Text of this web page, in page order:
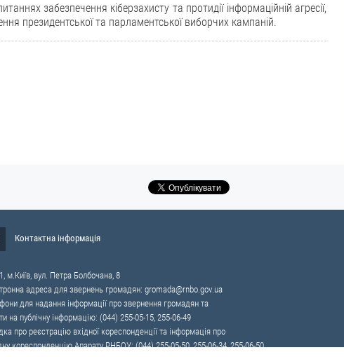
забезпечення кіберзахисту та протидії інформаційній агресії,
президентської та парламентської виборчих кампаній.
Контактна інформація
м.Київ, вул. Петра Болбочана, 8
адреса для звернень громадян: gromada@rnbo.gov.ua
для надання інформації про звернення громадян та
на публічну інформацію: (044) 255-05-15, 255-06-49
про реєстрацію вхідної кореспонденції та інформація про
кореспонденцію Апарату РНБОУ: (044) 255-05-50, 255-06-34, 255-06-50